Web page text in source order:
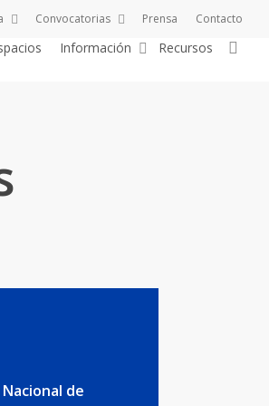
Convocatorias Prensa Contacto
Información Recursos
de